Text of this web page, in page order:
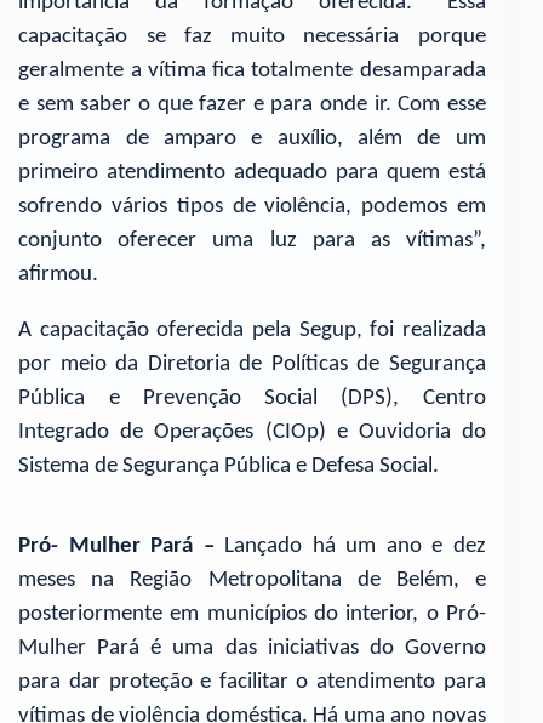
capacitação se faz muito necessária porque
geralmente a vítima fica totalmente desamparada
e sem saber o que fazer e para onde ir. Com esse
programa de amparo e auxílio, além de um
primeiro atendimento adequado para quem está
sofrendo vários tipos de violência, podemos em
conjunto oferecer uma luz para as vítimas”,
afirmou.
A capacitação oferecida pela Segup, foi realizada
por meio da Diretoria de Políticas de Segurança
Pública e Prevenção Social (DPS), Centro
Integrado de Operações (CIOp) e Ouvidoria do
Sistema de Segurança Pública e Defesa Social.
Pró- Mulher Pará – Lançado há um ano e dez
meses na Região Metropolitana de Belém, e
posteriormente em municípios do interior, o Pró-
Mulher Pará é uma das iniciativas do Governo
para dar proteção e facilitar o atendimento para
vítimas de violência doméstica. Há uma ano novas